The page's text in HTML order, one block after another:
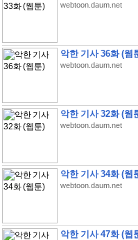
webtoon.daum.net
악한 기사 36화 (웹
webtoon.daum.net
악한 기사 32화 (웹
webtoon.daum.net
악한 기사 34화 (웹
webtoon.daum.net
악한 기사 47화 (웹